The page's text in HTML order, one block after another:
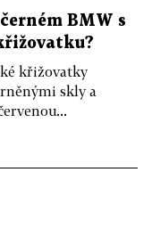
BMW s
křižovatky
skly a